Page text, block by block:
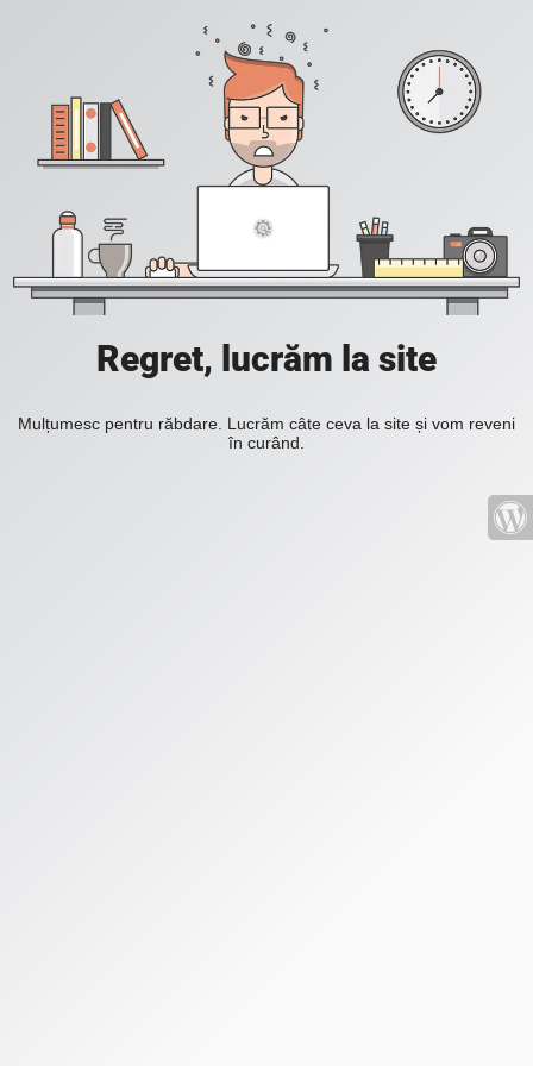
Regret, lucrăm la site
Mulțumesc pentru răbdare. Lucrăm câte ceva la site și vom reveni
în curând.